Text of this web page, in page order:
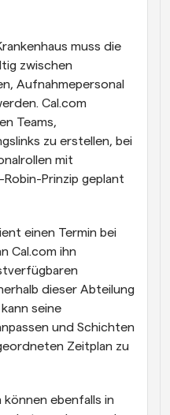
muss die
zwischen
Aufnahmepersonal
Cal.com
Teams,
zu erstellen, bei
mit
Prinzip geplant
einen Termin bei
Cal.com ihn
dieser Abteilung
seine
und Schichten
Zeitplan zu
ebenfalls in